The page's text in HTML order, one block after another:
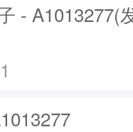
- A1013277(